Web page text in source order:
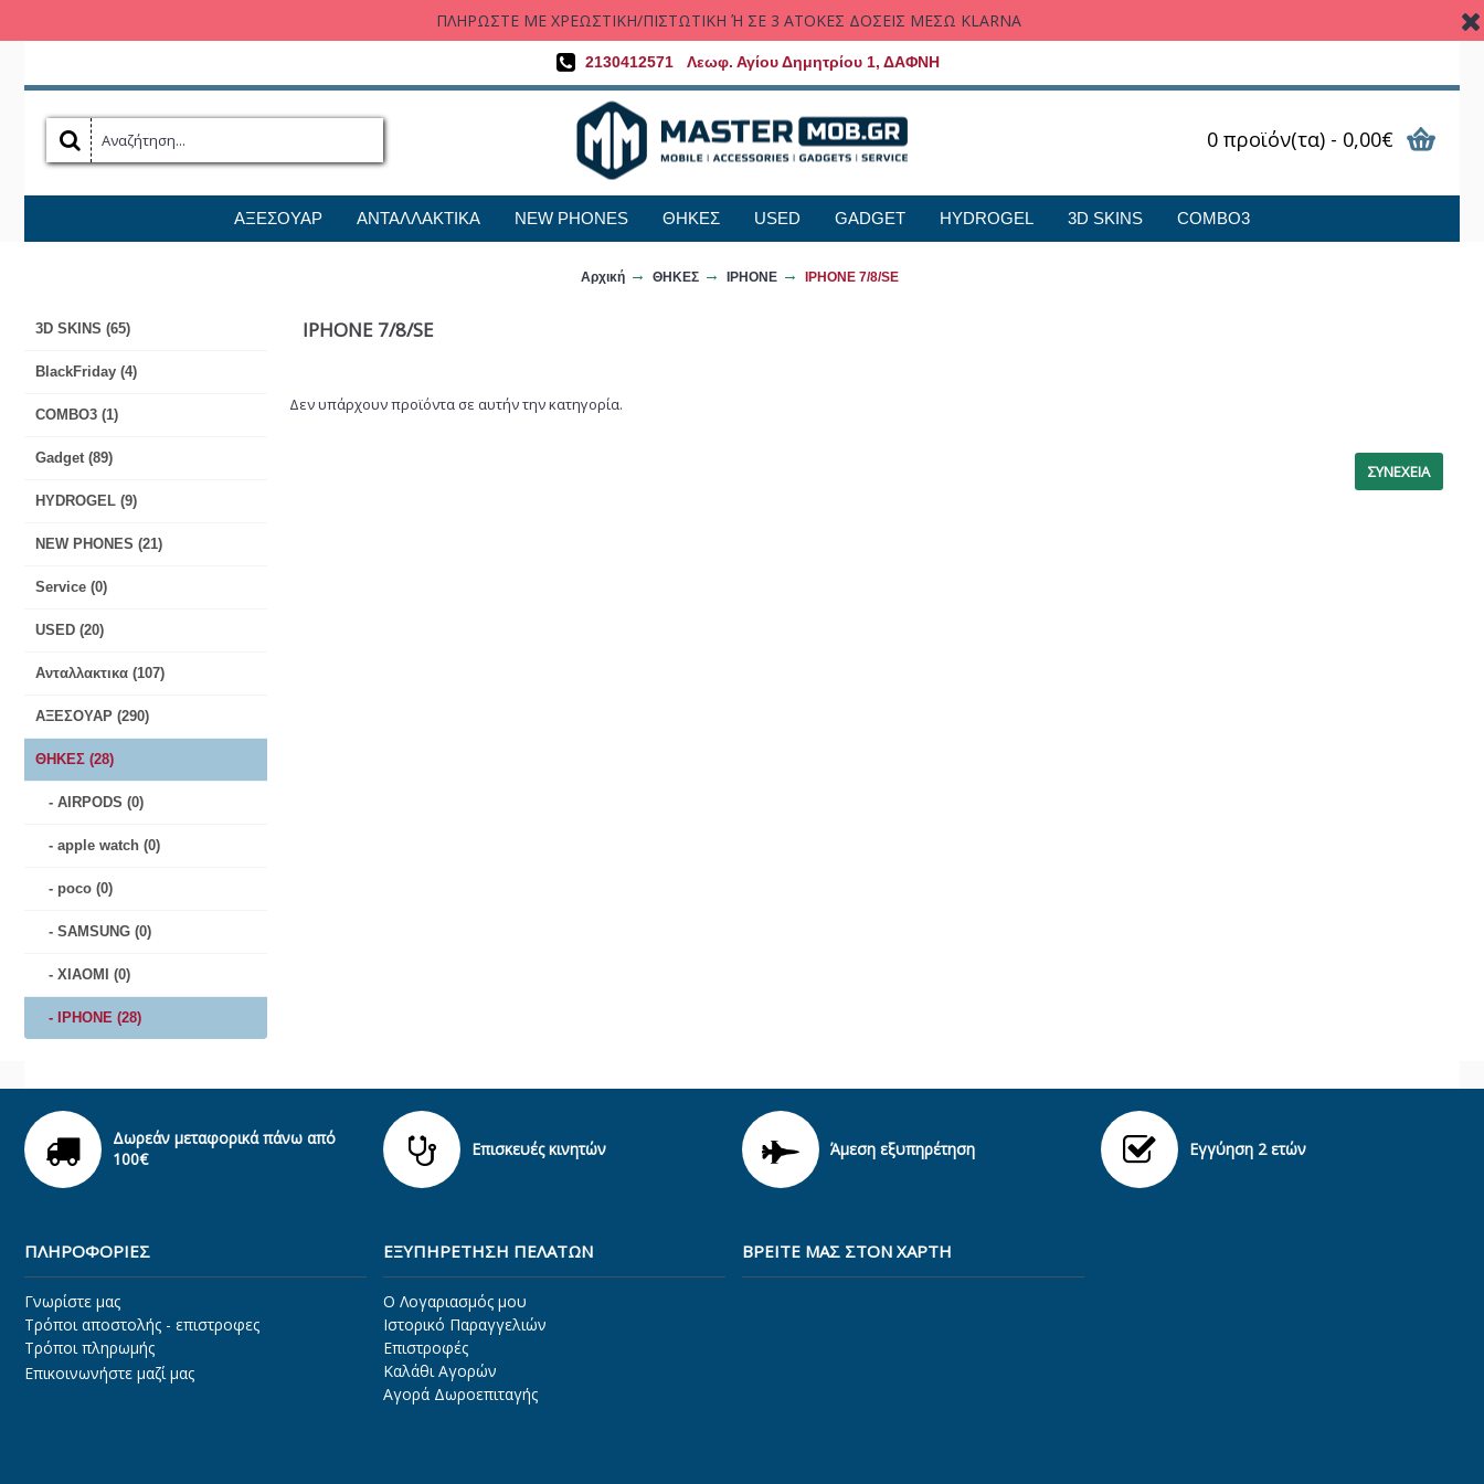
ΠΛΗΡΩΣΤΕ ΜΕ ΧΡΕΩΣΤΙΚΗ/ΠΙΣΤΩΤΙΚΗ Ή ΣΕ 3 ΑΤΟΚΕΣ ΔΟΣΕΙΣ ΜΕΣΩ KLARNA
2130412571 Λεωφ. Αγίου Δημητρίου 1, ΔΑΦΝΗ
0 προϊόν(τα) - 0,00€
ΑΞΕΣΟΥΑΡ ΑΝΤΑΛΛΑΚΤΙΚΑ NEW PHONES ΘΗΚΕΣ USED GADGET HYDROGEL 3D SKINS COMBO3
Αρχική ΘΗΚΕΣ ΙPHONE IPHONE 7/8/SE
3D SKINS (65)
BlackFriday (4)
COMBO3 (1)
Gadget (89)
HYDROGEL (9)
NEW PHONES (21)
Service (0)
USED (20)
Ανταλλακτικα (107)
ΑΞΕΣΟΥΑΡ (290)
ΘΗΚΕΣ (28)
- AIRPODS (0)
- apple watch (0)
- poco (0)
- SAMSUNG (0)
- XIAOMI (0)
- ΙPHONE (28)
IPHONE 7/8/SE
Δεν υπάρχουν προϊόντα σε αυτήν την κατηγορία.
ΣΥΝΈΧΕΙΑ
Δωρεάν μεταφορικά πάνω από
100€
Επισκευές κινητών Άμεση εξυπηρέτηση Εγγύηση 2 ετών
ΠΛΗΡΟΦΟΡΊΕΣ
Γνωρίστε μας
Τρόποι αποστολής - επιστροφες
Τρόποι πληρωμής
Επικοινωνήστε μαζί μας
ΕΞΥΠΗΡΕΤΗΣΗ ΠΕΛΑΤΩΝ
O Λογαριασμός μου
Ιστορικό Παραγγελιών
Επιστροφές
Καλάθι Αγορών
Αγορά Δωροεπιταγής
ΒΡΕΊΤΕ ΜΑΣ ΣΤΟΝ ΧΆΡΤΗ